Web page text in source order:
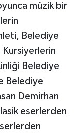
müzik bir
Belediye
Kursiyerlerin
Belediye
Belediye
Demirhan
eserlerden